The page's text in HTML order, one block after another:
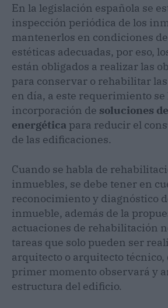
En la legislación española se
inspección periódica de los
mantenerlos en condiciones
estéticas adecuadas, por eso,
están obligados a realizar las
para conservar o rehabilitar
en día, a este requerimiento se
incorporación de soluciones
energética para reducir el
de las edificaciones.
Cuando se habla de
inmuebles, se debe tener en
reconocimiento y diagnóstico
inmueble, además de la
actuaciones de rehabilitación
tareas que solo pueden ser
arquitecto o arquitecto
primer momento observará y
estructura del edificio.